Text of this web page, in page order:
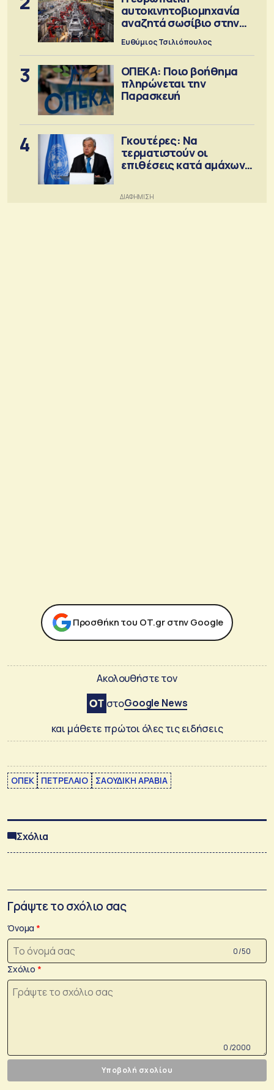
αυτοκινητοβιομηχανία
αναζητά σωσίβιο στην
Κίνα
Ευθύμιος Τσιλιόπουλος
3
ΟΠΕΚΑ: Ποιο βοήθημα
πληρώνεται την
Παρασκευή
4
Γκουτέρες: Να
τερματιστούν οι
επιθέσεις κατά αμάχων
Προσθήκη του ΟΤ.gr στην Google
Ακολουθήστε τον
στοGoogle News
και μάθετε πρώτοι όλες τις ειδήσεις
ΟΠΕΚ ΠΕΤΡΕΛΑΙΟ ΣΑΟΥΔΙΚΗ ΑΡΑΒΙΑ
Σχόλια
Γράψτε το σχόλιο σας
Όνομα
0 /50
Σχόλιο
0 /2000
Υποβολή σχολίου